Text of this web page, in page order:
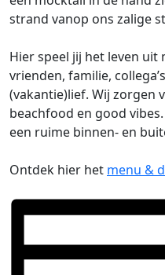
strand vanop ons zalige
Hier speel jij het leven
vrienden, familie,
(vakantie)lief. Wij zorgen
beachfood en good
een ruime binnen- en
Ontdek hier het menu &